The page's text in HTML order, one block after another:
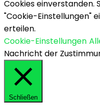
Cookies einverstanden.
"Cookie-Einstellungen"
erteilen.
Cookie-Einstellungen
Nachricht der
Schließen